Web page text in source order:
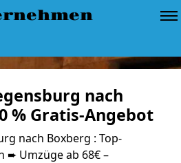
nach
% Gratis-Angebot
nach Boxberg : Top-
➨ Umzüge ab 68€ –